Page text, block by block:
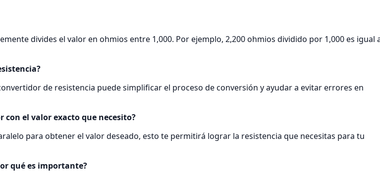
divides el valor en ohmios entre 1,000. Por ejemplo, 2,200 ohmios dividido por 1,000 es igual
de resistencia puede simplificar el proceso de conversión y ayudar a evitar errores en
con el valor exacto que necesito?
para obtener el valor deseado, esto te permitirá lograr la resistencia que necesitas para tu
qué es importante?